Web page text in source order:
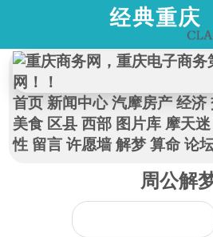
首页 新闻中心 汽摩房产 经济
美食 区县 西部 图片库 摩天迷
性 留言 许愿墙 解梦 算命 论
周公解